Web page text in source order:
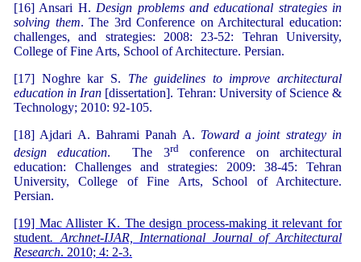
[16] Ansari H. Design problems and educational strategies in
solving them. The 3rd Conference on Architectural education:
challenges, and strategies: 2008: 23-52: Tehran University,
College of Fine Arts, School of Architecture. Persian.
[17] Noghre kar S. The guidelines to improve architectural
education in Iran [dissertation]. Tehran: University of Science &
Technology; 2010: 92-105.
[18] Ajdari A. Bahrami Panah A. Toward a joint strategy in
design education. The 3rdconference on architectural
education: Challenges and strategies: 2009: 38-45: Tehran
University, College of Fine Arts, School of Architecture.
Persian.
[19] Mac Allister K. The design process-making it relevant for
student. Archnet-IJAR, International Journal of Architectural
Research. 2010; 4: 2-3.